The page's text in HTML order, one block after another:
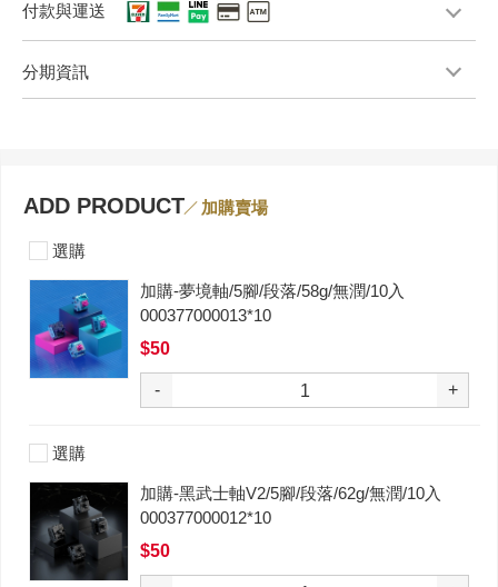
付款與運送
分期資訊
ADD PRODUCT 加購賣場
選購
加購-夢境軸/5腳/段落/58g/無潤/10入
000377000013*10
$50
- +
選購
加購-黑武士軸V2/5腳/段落/62g/無潤/10入
000377000012*10
$50